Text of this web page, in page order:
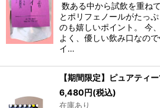
数ある中から試飲を重ね
とポリフェノールがたっ
のも嬉しいポイント。 今
よく、優しい飲み口なの
イ…
【期間限定】ピュアティ
6,480円(税込)
在庫あり